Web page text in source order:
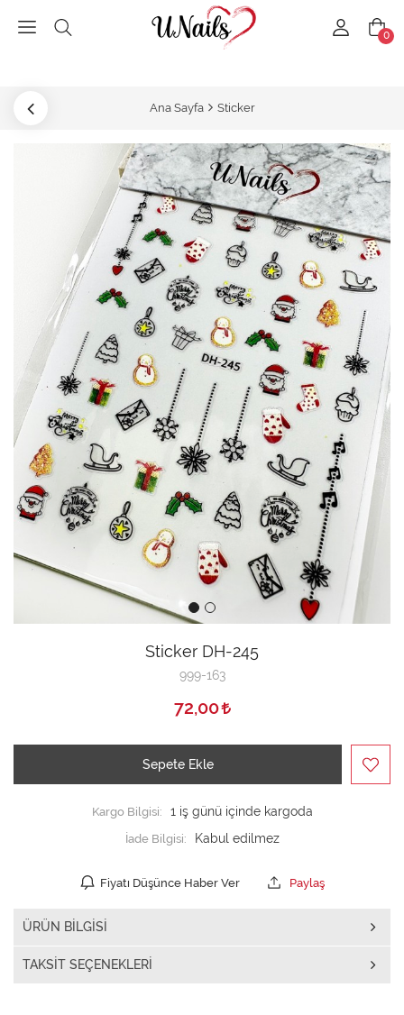
0
Ana Sayfa Sticker
Sticker DH-245
999-163
72,00
Sepete Ekle
Kargo Bilgisi:
1 iş günü içinde kargoda
İade Bilgisi:
Fiyatı Düşünce Haber Ver Paylaş
ÜRÜN BILGISI
TAKSIT SEÇENEKLERI